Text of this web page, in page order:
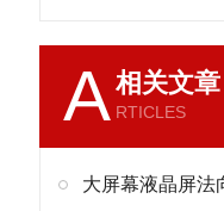
A相关文章
RTICLES
大屏幕液晶屏法